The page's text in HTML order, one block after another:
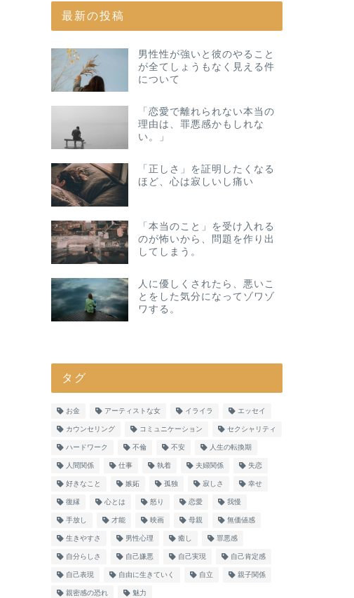
最新の投稿
男性性が強いと彼のやること
が全てしょうもなく見える件
について
「恋愛で離れられない本当の
理由は、罪悪感かもしれな
い。」
「正しさ」を証明したくなる
ほど、心は寂しいし痛い
「本当のこと」を受け入れる
のが怖いから、問題を作り出
してしまう。
人に優しくされたら、悪いこ
とをした気分になってゾワゾ
ワする。
タグ
お金 アーティストな女 イライラ エッセイ
カウンセリング コミュニケーション セクシャリティ
ハードワーク 不倫 不安 人生の転換期
人間関係 仕事 執着 夫婦関係 失恋
好きなこと 嫉妬 孤独 寂しさ 幸せ
復縁 心とは 怒り 恋愛 我慢
手放し 才能 映画 母親 無価値感
生きやすさ 男性心理 癒し 罪悪感
自分らしさ 自己嫌悪 自己実現 自己肯定感
自己表現 自由に生きていく 自立 親子関係
親密感の恐れ 魅力